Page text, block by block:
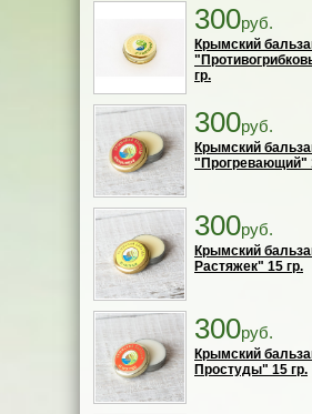
300руб.
Крымский
гр.
300руб.
Крымский
"Прогревающий"
300руб.
Крымский
Растяжек" 15 гр.
300руб.
Крымский
Простуды" 15 гр.